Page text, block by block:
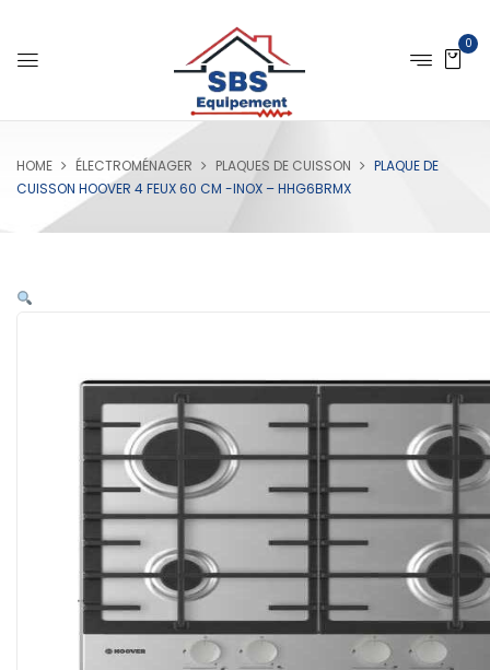
0
HOME ÉLECTROMÉNAGER PLAQUES DE CUISSON
PLAQUE DE
CUISSON HOOVER 4 FEUX 60 CM -INOX – HHG6BRMX